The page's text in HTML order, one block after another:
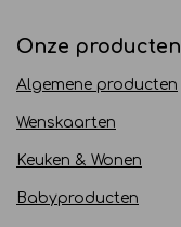
Onze producten
Algemene producten
Wenskaarten
Keuken & Wonen
Babyproducten